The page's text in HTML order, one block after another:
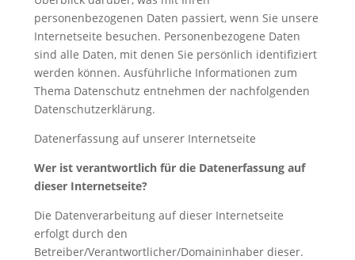
personenbezogenen Daten passiert, wenn Sie unsere
Internetseite besuchen. Personenbezogene Daten
sind alle Daten, mit denen Sie persönlich identifiziert
werden können. Ausführliche Informationen zum
Thema Datenschutz entnehmen der nachfolgenden
Datenschutzerklärung.
Datenerfassung auf unserer Internetseite
Wer ist verantwortlich für die Datenerfassung auf
dieser Internetseite?
Die Datenverarbeitung auf dieser Internetseite
erfolgt durch den
Betreiber/Verantwortlicher/Domaininhaber dieser.